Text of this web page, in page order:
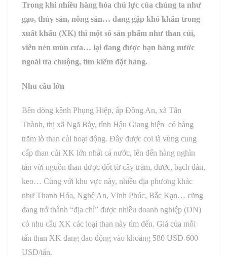
Trong khi nhiều hàng hóa chủ lực của chúng ta như
gạo, thủy sản, nông sản… đang gặp khó khăn trong
xuất khẩu (XK) thì một số sản phẩm như than củi,
viên nén mùn cưa… lại đang được bạn hàng nước
ngoài ưa chuộng, tìm kiếm đặt hàng.
Nhu cầu lớn
Bên dòng kênh Phụng Hiệp, ấp Đông An, xã Tân
Thành, thị xã Ngã Bảy, tỉnh Hậu Giang hiện có hàng
trăm lò than củi hoạt động. Đây được coi là vùng cung
cấp than củi XK lớn nhất cả nước, lên đến hàng nghìn
tấn với nguồn than được đốt từ cây tràm, đước, bạch đàn,
keo… Cùng với khu vực này, nhiều địa phương khác
như Thanh Hóa, Nghệ An, Vĩnh Phúc, Bắc Kạn… cũng
đang trở thành “địa chỉ” được nhiều doanh nghiệp (DN)
có nhu cầu XK các loại than này tìm đến. Giá của mỗi
tấn than XK đang dao động vào khoảng 580 USD-600
USD/tấn.